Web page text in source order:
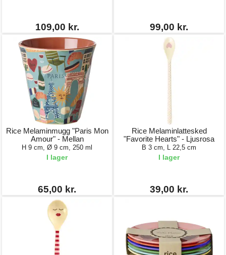
109,00 kr. 99,00 kr.
Rice Melaminmugg "Paris Mon
Amour" - Mellan
H 9 cm, Ø 9 cm, 250 ml
I lager
65,00 kr.
Rice Melaminlattesked
"Favorite Hearts" - Ljusrosa
B 3 cm, L 22,5 cm
I lager
39,00 kr.